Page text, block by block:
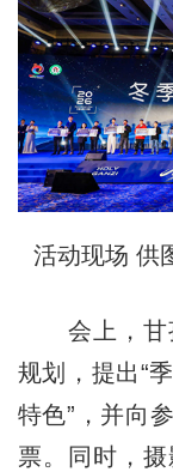
活动现场 供
会上，甘孜
规划，提出“
特色”，并向
票。同时，